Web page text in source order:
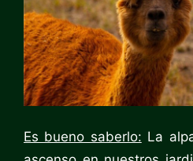
Es bueno saberlo: La